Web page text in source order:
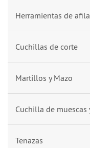
Herramientas de
Cuchillas de corte
Martillos y Mazo
Cuchilla de muescas
Tenazas